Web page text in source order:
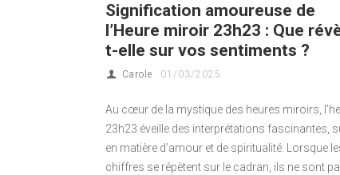
Signification amoureuse de
l’Heure miroir 23h23 : Que
t-elle sur vos sentiments ?
Carole 01/03/2025
Au cœur de la mystique des heures miroirs,
23h23 éveille des interprétations fascinantes,
en matière d’amour et de spiritualité. Lorsque
chiffres se répètent sur le cadran, ils ne sont